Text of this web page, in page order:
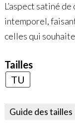
L’aspect satiné
intemporel,
celles qui
Tailles
TU
Guide des tailles